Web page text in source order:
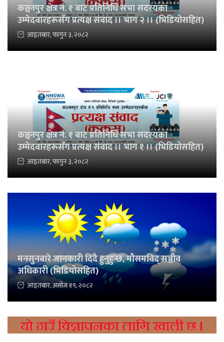
कञ्चनपुर क्षेत्र नं. १ बाट प्रतिनिधि सभा सदस्यका
उम्मेदवारहरूसँग प्रत्यक्ष संवाद ।। भाग २ ।। (भिडियोसहित)
आइतबार, फागुन ३, २०८२
कञ्चनपुर क्षेत्र नं. १ बाट प्रतिनिधि सभा सदस्यका
उम्मेदवारहरूसँग प्रत्यक्ष संवाद ।। भाग १ ।। (भिडियोसहित)
आइतबार, फागुन ३, २०८२
मनसुनबारे जानकारी दिँदै हुनुहुन्छ, मौसमविद् सञ्जीव
अधिकारी (भिडियोसहित)
आइतबार, असोज १९, २०८२